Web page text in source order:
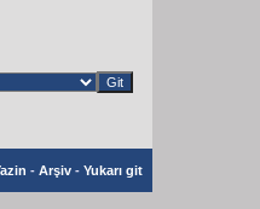
- Arşiv - Yukarı git